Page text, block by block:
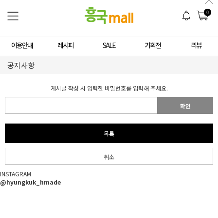
0
이용안내 레시피 SALE 기획전 리뷰
공지사항
게시글 작성 시 입력한 비밀번호를 입력해 주세요.
확인
목록
취소
INSTAGRAM
@hyungkuk_hmade